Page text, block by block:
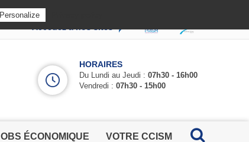
HORAIRES
Du Lundi au Jeudi : 07h30 - 16h00
Vendredi : 07h30 - 15h00
OBS ÉCONOMIQUE VOTRE CCISM
Personalize